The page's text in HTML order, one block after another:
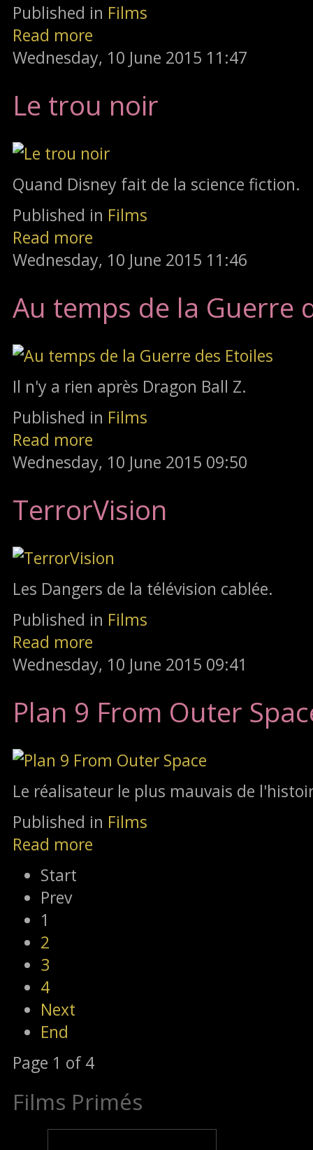
Published in Films
Read more
Wednesday, 10 June 2015 11:47
Le trou noir
Quand Disney fait de la science fiction.
Published in Films
Read more
Wednesday, 10 June 2015 11:46
Au temps de la Guerre
Il n'y a rien après Dragon Ball Z.
Published in Films
Read more
Wednesday, 10 June 2015 09:50
TerrorVision
Les Dangers de la télévision cablée.
Published in Films
Read more
Wednesday, 10 June 2015 09:41
Plan 9 From Outer
Le réalisateur le plus mauvais de
Published in Films
Read more
Start
Prev
1
2
3
4
Next
End
Page 1 of 4
Films Primés